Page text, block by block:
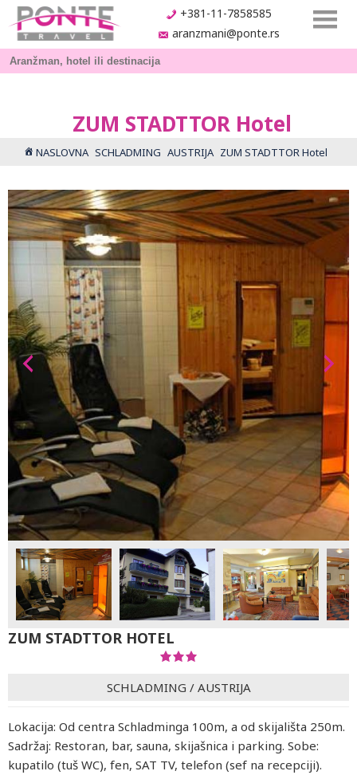
+381-11-7858585
aranzmani@ponte.rs
ZUM STADTTOR Hotel
NASLOVNA SCHLADMING AUSTRIJA ZUM STADTTOR Hotel
ZUM STADTTOR HOTEL
SCHLADMING / AUSTRIJA
Lokacija: Od centra Schladminga 100m, a od skijališta 250m.
Sadržaj: Restoran, bar, sauna, skijašnica i parking. Sobe:
kupatilo (tuš WC), fen, SAT TV, telefon (sef na recepciji).